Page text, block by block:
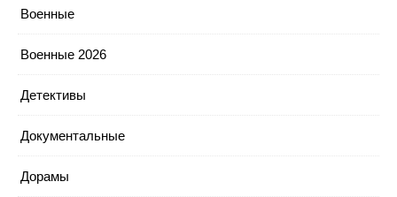
Военные
Военные 2026
Детективы
Документальные
Дорамы